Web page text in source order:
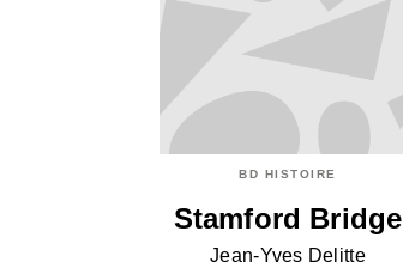
BD HISTOIRE
Stamford Bridge
Jean-Yves Delitte